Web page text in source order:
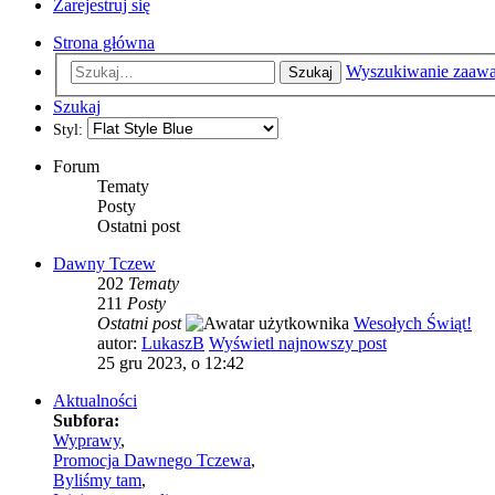
Zarejestruj się
Strona główna
Szukaj
Wyszukiwanie
Szukaj
Styl:
Forum
Tematy
Posty
Ostatni post
Dawny Tczew
202 Tematy
211 Posty
Ostatni post
Wesołych Świąt!
autor: LukaszB Wyświetl najnowszy post
25 gru 2023, o 12:42
Aktualności
Subfora:
Wyprawy,
Promocja Dawnego Tczewa,
Byliśmy tam,